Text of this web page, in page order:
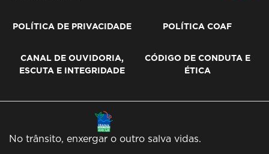
POLÍTICA DE PRIVACIDADE POLÍTICA COAF
CANAL DE OUVIDORIA,
ESCUTA E INTEGRIDADE
CÓDIGO DE CONDUTA E
ÉTICA
No trânsito, enxergar o outro salva vidas.